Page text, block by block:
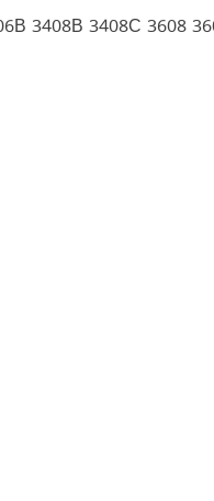
3408B 3408C 3608